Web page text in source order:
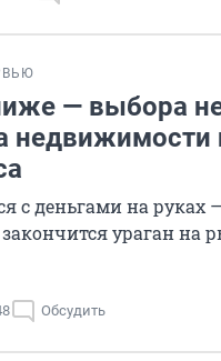
— выбора не
недвижимости
с деньгами на руках
ураган на
Обсудить